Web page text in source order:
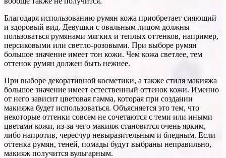
Благодаря использованию румян кожа приобретает сияющий
и здоровый вид. Девушки с овальным лицом должны
пользоваться румянами мягких и теплых оттенков, например,
персиковыми или светло-розовыми. При выборе румян
большое значение имеет тон кожи. Чем кожа светлее, тем
оттенок румян должен быть нежнее.
При выборе декоративной косметики, а также стиля макияжа
большое значение имеет естественный оттенок кожи. Именно
от него зависит цветовая гамма, которая при создании
макияжа будет использоваться. Объясняется это тем, что
некоторые оттенки совсем не сочетаются с теми или иными
цветами кожи, из-за чего макияж становится очень ярким,
либо напротив, чересчур невыразительным и бледным. Если
оттенка румян, теней, помады будут выбраны неправильно,
макияж получится вульгарным.